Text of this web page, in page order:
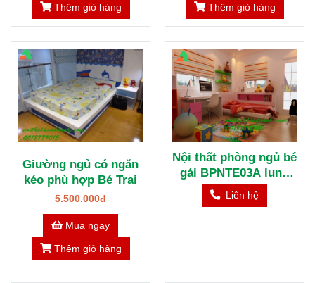
Thêm giỏ hàng Thêm giỏ hàng
Giường ngủ có ngăn
kéo phù hợp Bé Trai
5.500.000đ
Mua ngay
Thêm giỏ hàng
Nội thất phòng ngủ bé
gái BPNTE03A lung
linh sắc màu
Liên hệ